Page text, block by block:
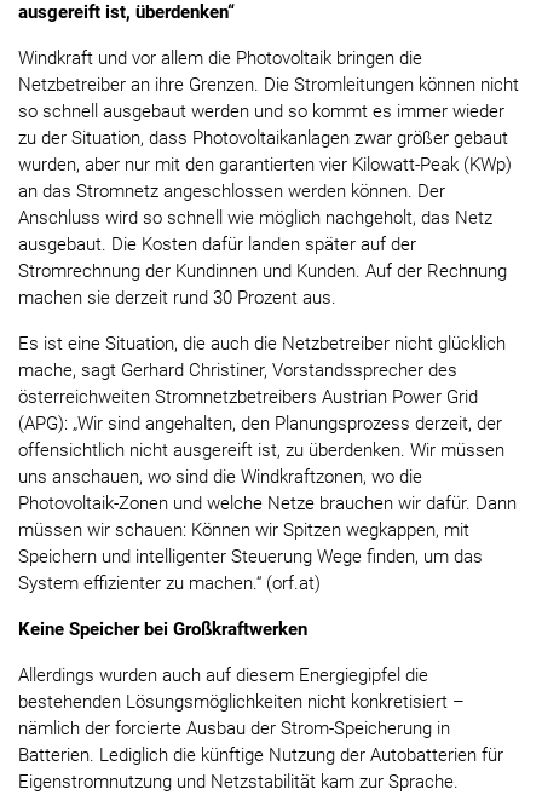
ausgereift ist, überdenken“
Windkraft und vor allem die Photovoltaik bringen die
Netzbetreiber an ihre Grenzen. Die Stromleitungen können nicht
so schnell ausgebaut werden und so kommt es immer wieder
zu der Situation, dass Photovoltaikanlagen zwar größer gebaut
wurden, aber nur mit den garantierten vier Kilowatt-Peak (KWp)
an das Stromnetz angeschlossen werden können. Der
Anschluss wird so schnell wie möglich nachgeholt, das Netz
ausgebaut. Die Kosten dafür landen später auf der
Stromrechnung der Kundinnen und Kunden. Auf der Rechnung
machen sie derzeit rund 30 Prozent aus.
Es ist eine Situation, die auch die Netzbetreiber nicht glücklich
mache, sagt Gerhard Christiner, Vorstandssprecher des
österreichweiten Stromnetzbetreibers Austrian Power Grid
(APG): „Wir sind angehalten, den Planungsprozess derzeit, der
offensichtlich nicht ausgereift ist, zu überdenken. Wir müssen
uns anschauen, wo sind die Windkraftzonen, wo die
Photovoltaik-Zonen und welche Netze brauchen wir dafür. Dann
müssen wir schauen: Können wir Spitzen wegkappen, mit
Speichern und intelligenter Steuerung Wege finden, um das
System effizienter zu machen.“ (orf.at)
Keine Speicher bei Großkraftwerken
Allerdings wurden auch auf diesem Energiegipfel die
bestehenden Lösungsmöglichkeiten nicht konkretisiert –
nämlich der forcierte Ausbau der Strom-Speicherung in
Batterien. Lediglich die künftige Nutzung der Autobatterien für
Eigenstromnutzung und Netzstabilität kam zur Sprache.